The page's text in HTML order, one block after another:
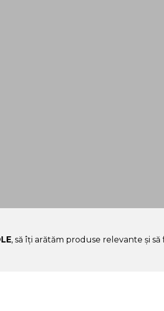
, să îți arătăm produse relevante și